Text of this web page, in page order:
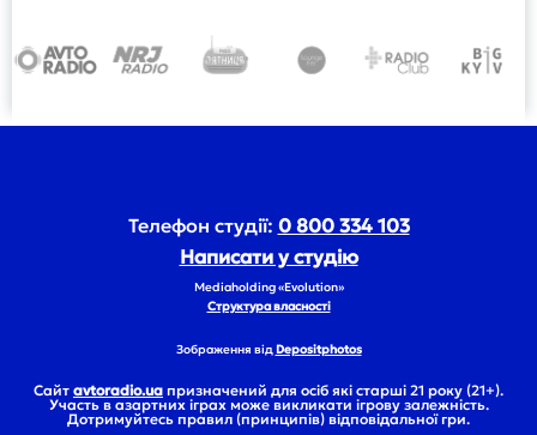
Телефон студії: 0 800 334 103
Написати у студію
Mediaholding «Evolution»
Структура власності
Зображення відDepositphotos
Сайт avtoradio.ua призначений для осіб які старші 21 року (21+).
Участь в азартних іграх може викликати ігрову залежність.
Дотримуйтесь правил (принципів) відповідальної гри.